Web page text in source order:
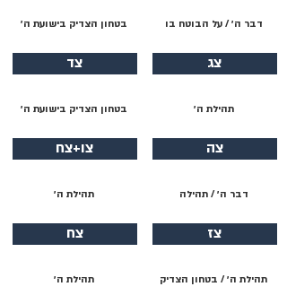
דבר ה׳ / על הבוטח בו
צג
תהילת ה׳
צה
דבר ה׳ / תהילה
צז
תהילת ה׳ / בטחון הצדיק
בטחון הצדיק בישועת ה׳
צד
בטחון הצדיק בישועת ה׳
צו+צח
תהילת ה׳
צח
תהילת ה׳